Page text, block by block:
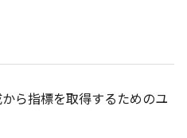
ら指標を取得するためのユ